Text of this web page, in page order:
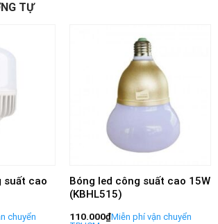
TỰ
suất cao
Bóng led công suất cao 15W
(KBHL515)
110.000₫